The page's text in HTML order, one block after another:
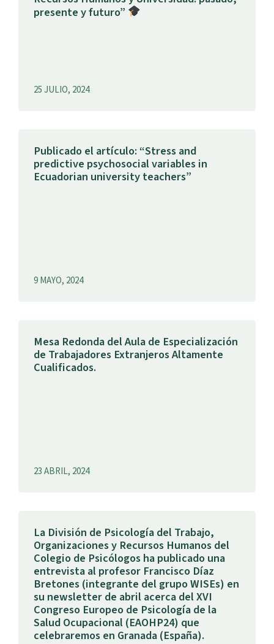
presente y futuro”
25 JULIO, 2024
Publicado el artículo: “Stress and
predictive psychosocial variables in
Ecuadorian university teachers”
9 MAYO, 2024
Mesa Redonda del Aula de Especialización
de Trabajadores Extranjeros Altamente
Cualificados.
23 ABRIL, 2024
La División de Psicología del Trabajo,
Organizaciones y Recursos Humanos del
Colegio de Psicólogos ha publicado una
entrevista al profesor Francisco Díaz
Bretones (integrante del grupo WISEs) en
su newsletter de abril acerca del XVI
Congreso Europeo de Psicología de la
Salud Ocupacional (EAOHP24) que
celebraremos en Granada (España).